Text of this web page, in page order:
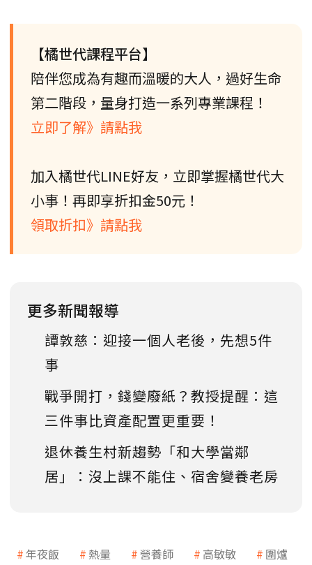
【橘世代課程平台】
陪伴您成為有趣而溫暖的大人，過好生命
第二階段，量身打造一系列專業課程！
立即了解》請點我
加入橘世代LINE好友，立即掌握橘世代大
小事！再即享折扣金50元！
領取折扣》請點我
更多新聞報導
譚敦慈：迎接一個人老後，先想5件
事
戰爭開打，錢變廢紙？教授提醒：這
三件事比資產配置更重要！
退休養生村新趨勢「和大學當鄰
居」：沒上課不能住、宿舍變養老房
年夜飯 熱量 營養師 高敏敏
圍爐